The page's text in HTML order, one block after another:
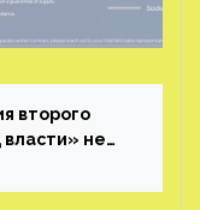
второго
не